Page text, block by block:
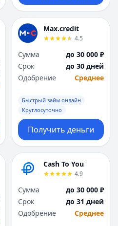
Max.credit
4.5
Сумма
до 30 000 ₽
Срок
до 30 дней
Одобрение
Среднее
Быстрый займ онлайн
Круглосуточно
Получить деньги
Cash To You
4.9
Сумма
до 30 000 ₽
Срок
до 31 дней
Одобрение
Среднее